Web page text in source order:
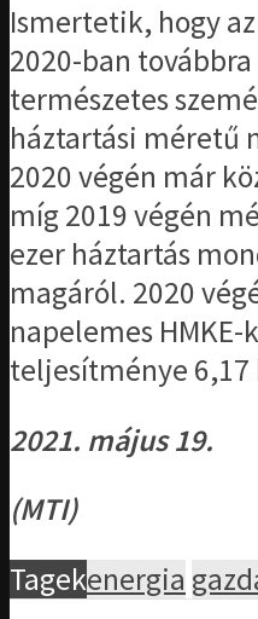
Ismertetik, hogy
2020-ban
természetes
háztartási méretű
2020 végén már
míg 2019 végén
ezer háztartás
magáról. 2020
napelemes HMKE-
teljesítménye 6,17
2021. május 19.
(MTI)
Tagekenergia